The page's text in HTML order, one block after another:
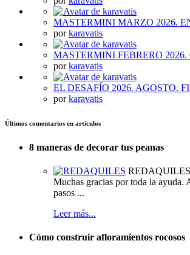
MASTERMINI MARZO 2026.
porkaravatis
MASTERMINI FEBRERO 2026.
porkaravatis
EL DESAFÍO 2026. AGOSTO.
porkaravatis
Últimos comentarios en artículos
8 maneras de decorar tus peanas
REDAQUILES
Muchas gracias por toda la ayuda.
pasos ...
Leer más...
Cómo construir afloramientos rocosos